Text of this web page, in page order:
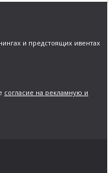
и предстоящих ивентах
согласие на рекламную и